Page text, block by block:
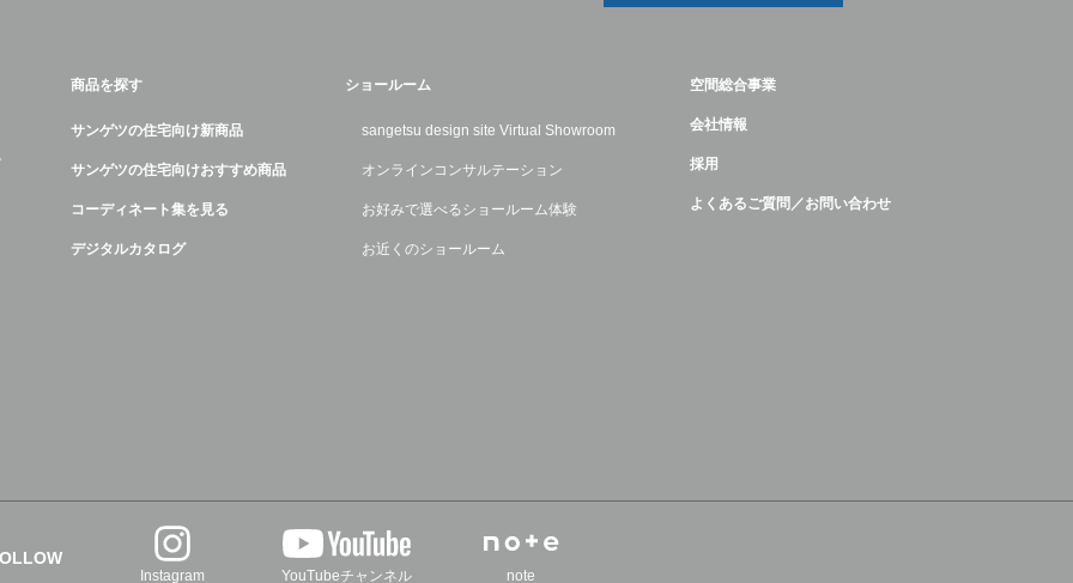
商品を探す
サンゲツの住宅向け新商品
サンゲツの住宅向けおすすめ商品
コーディネート集を見る
デジタルカタログ
ショールーム
sangetsu design site Virtual Showroom
オンラインコンサルテーション
お好みで選べるショールーム体験
お近くのショールーム
空間総合事業
会社情報
採用
よくあるご質問／お問い合わせ
Instagram YouTubeチャンネル note